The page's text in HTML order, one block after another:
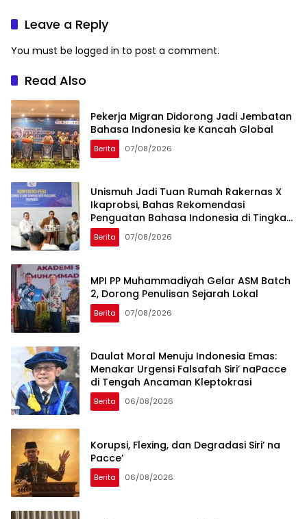
Leave a Reply
You must be logged in to post a comment.
Read Also
Pekerja Migran Didorong Jadi Jembatan
Bahasa Indonesia ke Kancah Global
Berita 07/08/2026
Unismuh Jadi Tuan Rumah Rakernas X
Ikaprobsi, Bahas Rekomendasi
Penguatan Bahasa Indonesia di Tingkat
Global
Berita 07/08/2026
MPI PP Muhammadiyah Gelar ASM Batch
2, Dorong Penulisan Sejarah Lokal
Berita 07/08/2026
Daulat Moral Menuju Indonesia Emas:
Menakar Urgensi Falsafah Siri’ naPacce
di Tengah Ancaman Kleptokrasi
Berita 06/08/2026
Korupsi, Flexing, dan Degradasi Siri’ na
Pacce’
Berita 06/08/2026